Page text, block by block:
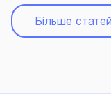
Більше статей